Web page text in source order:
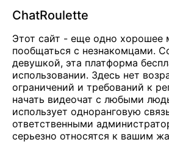
ChatRoulette
Этот сайт - еще одно хорошее
пообщаться с незнакомцами.
девушкой, эта платформа
использовании. Здесь нет
ограничений и требований к
начать видеочат с любыми
использует одноранговую
ответственными
серьезно относятся к вашим